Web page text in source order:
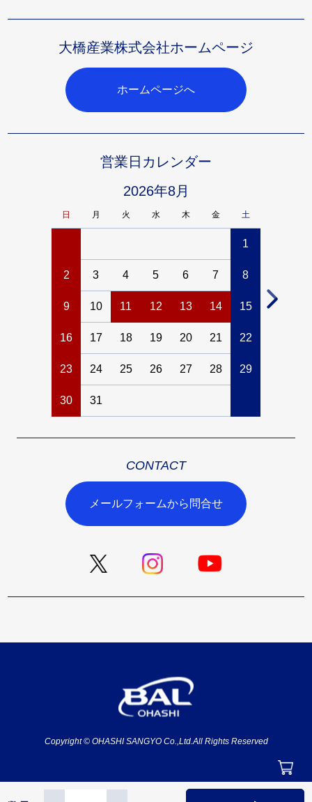
大橋産業株式会社ホームページ
ホームページへ
営業日カレンダー
2026年8月
日 月 火 水 木 金 土
1
2 3 4 5 6 7 8
9 10 11 12 13 14 15
16 17 18 19 20 21 22
23 24 25 26 27 28 29
30 31
13
CONTACT
メールフォームから問合せ
Copyright © OHASHI SANGYO Co.,Ltd.All Rights Reserved